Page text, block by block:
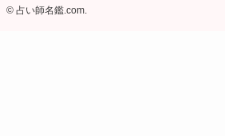
©占い師名鑑.com.